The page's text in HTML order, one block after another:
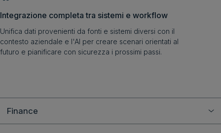
Integrazione completa tra sistemi e workflow
Unifica dati provenienti da fonti e sistemi diversi con il
contesto aziendale e l'AI per creare scenari orientati al
futuro e pianificare con sicurezza i prossimi passi.
Finance